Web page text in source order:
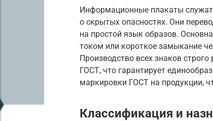
Информационные плакаты
о скрытых опасностях. Они
на простой язык образов.
током или короткое замыкание
Производство всех знаков
ГОСТ, что гарантирует
маркировки ГОСТ на продукции,
Классификация и